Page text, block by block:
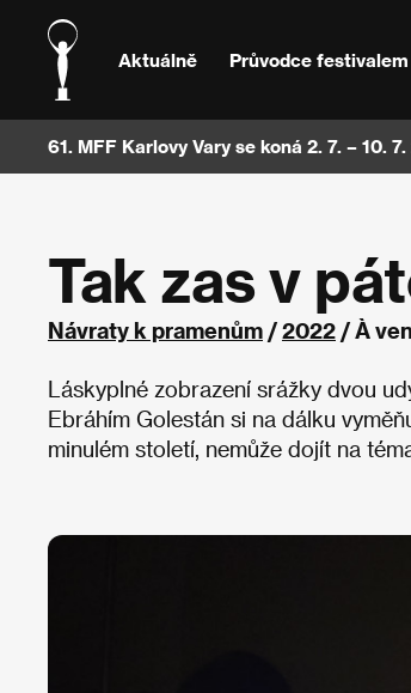
Aktuálně Průvodce festivalem
61. MFF Karlovy Vary se koná 2. 7. – 10.
Tak zas v
Návraty k pramenům /2022 / À
Láskyplné zobrazení srážky dvou
Ebráhím Golestán si na dálku
minulém století, nemůže dojít na